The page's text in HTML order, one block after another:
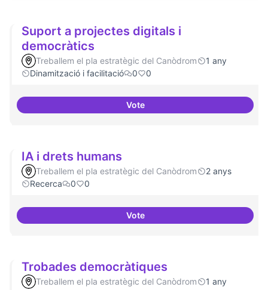
Suport a projectes digitals i
democràtics
Treballem el pla estratègic del Canòdrom
1 any
Dinamització i facilitació
0 0
VoteSuport a projectes digitals i
IA i drets humans
Treballem el pla estratègic del Canòdrom
2 anys
Recerca
0 0
VoteIA i drets humans
Trobades democràtiques
Treballem el pla estratègic del Canòdrom
1 any